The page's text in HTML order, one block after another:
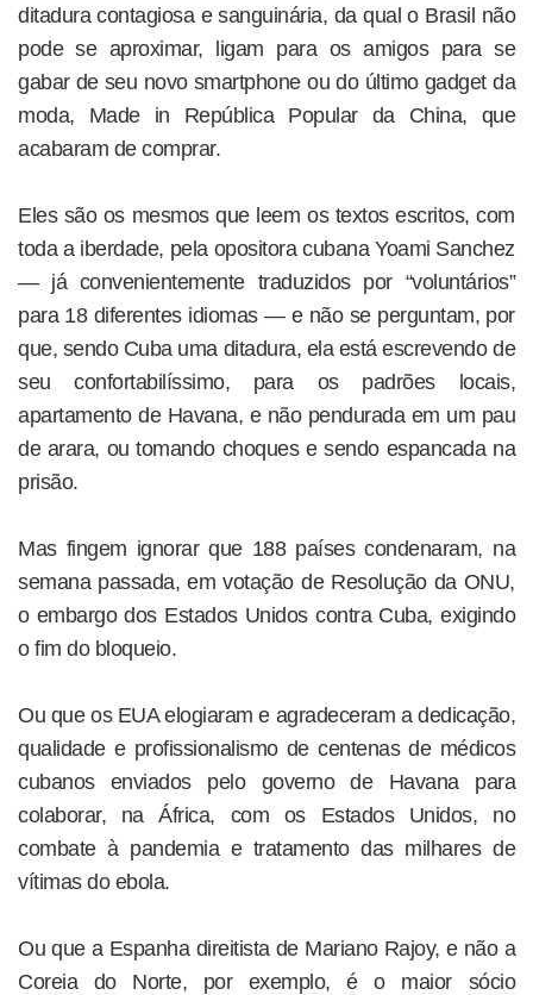
ditadura contagiosa e sanguinária, da qual o Brasil não
pode se aproximar, ligam para os amigos para se
gabar de seu novo smartphone ou do último gadget da
moda, Made in República Popular da China, que
acabaram de comprar.
Eles são os mesmos que leem os textos escritos, com
toda a iberdade, pela opositora cubana Yoami Sanchez
— já convenientemente traduzidos por “voluntários”
para 18 diferentes idiomas — e não se perguntam, por
que, sendo Cuba uma ditadura, ela está escrevendo de
seu confortabilíssimo, para os padrões locais,
apartamento de Havana, e não pendurada em um pau
de arara, ou tomando choques e sendo espancada na
prisão.
Mas fingem ignorar que 188 países condenaram, na
semana passada, em votação de Resolução da ONU,
o embargo dos Estados Unidos contra Cuba, exigindo
o fim do bloqueio.
Ou que os EUA elogiaram e agradeceram a dedicação,
qualidade e profissionalismo de centenas de médicos
cubanos enviados pelo governo de Havana para
colaborar, na África, com os Estados Unidos, no
combate à pandemia e tratamento das milhares de
vítimas do ebola.
Ou que a Espanha direitista de Mariano Rajoy, e não a
Coreia do Norte, por exemplo, é o maior sócio